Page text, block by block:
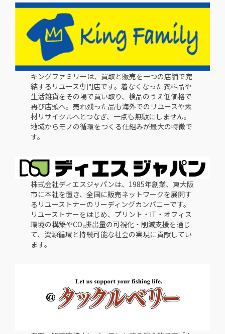
キングファミリーは、買取と販売を一つの店舗で完
結するリユース専門店です。着なくなった衣料品や
生活雑貨をその場で買い取り、検品のうえ低価格で
再び店頭へ。売れ残った品も海外でのリユースや素
材リサイクルへとつなぎ、一点も無駄にしません。
地域からモノの循環をつくる仕組みが最大の特徴で
す。
株式会社ディエスジャパンは、1985年創業、東大阪
市に本社を置き、全国に販売ネットワークを展開す
るリユーストナーのリーディングカンパニーです。
リユーストナーをはじめ、プリント・IT・オフィス
環境の構築やCO₂排出量の可視化・削減支援を通じ
て、資源循環と持続可能な社会の実現に貢献してい
ます。